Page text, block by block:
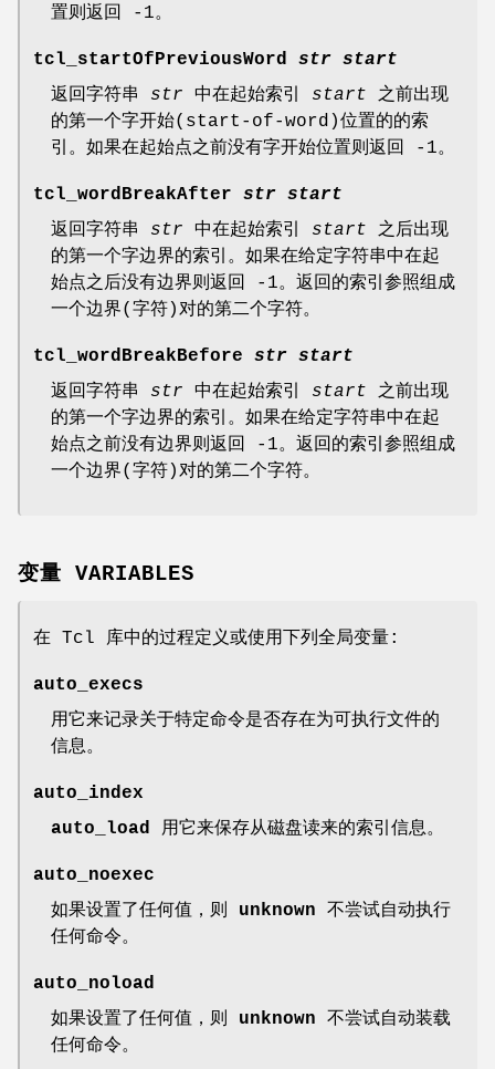
置则返回 -1。
tcl_startOfPreviousWord str start
返回字符串 str 中在起始索引 start 之前出现
的第一个字开始(start-of-word)位置的的索
引。如果在起始点之前没有字开始位置则返回 -1。
tcl_wordBreakAfter str start
返回字符串 str 中在起始索引 start 之后出现
的第一个字边界的索引。如果在给定字符串中在起
始点之后没有边界则返回 -1。返回的索引参照组成
一个边界(字符)对的第二个字符。
tcl_wordBreakBefore str start
返回字符串 str 中在起始索引 start 之前出现
的第一个字边界的索引。如果在给定字符串中在起
始点之前没有边界则返回 -1。返回的索引参照组成
一个边界(字符)对的第二个字符。
变量 VARIABLES
在 Tcl 库中的过程定义或使用下列全局变量:
auto_execs
用它来记录关于特定命令是否存在为可执行文件的
信息。
auto_index
auto_load 用它来保存从磁盘读来的索引信息。
auto_noexec
如果设置了任何值，则 unknown 不尝试自动执行
任何命令。
auto_noload
如果设置了任何值，则 unknown 不尝试自动装载
任何命令。